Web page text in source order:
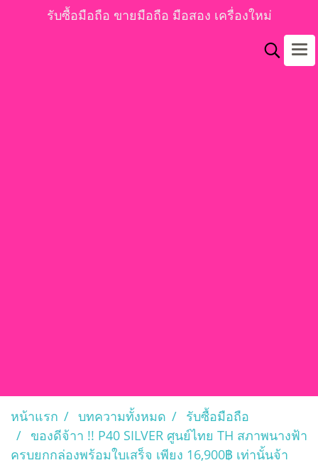
รับซื้อมือถือ ขายมือถือ มือสอง เครื่องใหม่
หน้าแรก บทความทั้งหมด
รับซื้อมือถือ
ของดีจ้าา !! P40 SILVER ศูนย์ไทย TH สภาพนางฟ้า
ครบยกกล่องพร้อมใบเสร็จ เพียง 16,900฿ เท่านั้นจ้า